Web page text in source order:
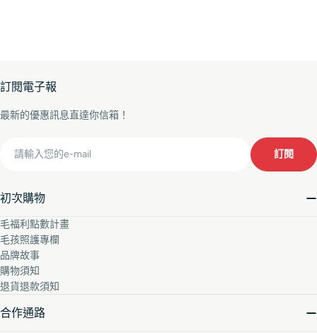
初次購物
毛福利點數計畫
毛孩照護專欄
品牌故事
購物須知
退貨退款須知
合作通路
訂閱電子報
最新的優惠訊息直達你信箱！
訂閱